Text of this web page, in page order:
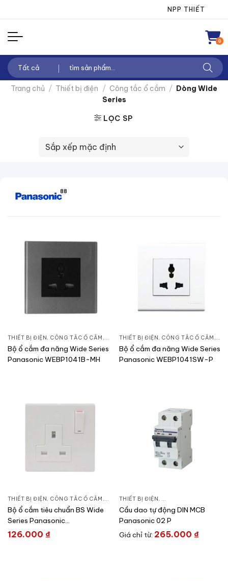
nội
dung
NPP THIẾT BỊ ĐIỆN
0
Tìm
kiếm:
Trang chủ / Thiết bị điện / Công tắc ổ cắm / Dòng Wide
Series
LỌC SP
88
THIẾT BỊ ĐIỆN, CÔNG TẮC Ổ CẮM , DÒNG WIDE SERIES
Bộ ổ cắm đa năng Wide Series
Panasonic WEBP1041B-MH
THIẾT BỊ ĐIỆN, CÔNG TẮC Ổ CẮM ,
Bộ ổ cắm đa năng Wide Series
Panasonic WEBP1041SW-P
THIẾT BỊ ĐIỆN , CÔNG TẮC Ổ CẮM , DÒNG WIDE SERIES
Bộ ổ cắm tiêu chuẩn BS Wide
Series Panasonic
WEB1111SWK/WEB11119SW-
126.000 ₫
THIẾT BỊ ĐIỆN , CẦU DAO ĐÓNG NGẮT
Cầu dao tự động DIN MCB
Panasonic 02 P
Giá chỉ từ: 265.000 ₫